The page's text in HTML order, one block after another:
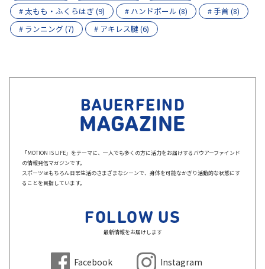
# 太もも・ふくらはぎ (9)
# ハンドボール (8)
# 手首 (8)
# ランニング (7)
# アキレス腱 (6)
BAUERFEIND
MAGAZINE
「MOTION IS LIFE」をテーマに、一人でも多くの方に活力をお届けするバウアーファインド
の情報発信マガジンです。
スポーツはもちろん日常生活のさまざまなシーンで、身体を可能なかぎり活動的な状態にす
ることを目指しています。
FOLLOW US
最新情報をお届けします
Facebook Instagram